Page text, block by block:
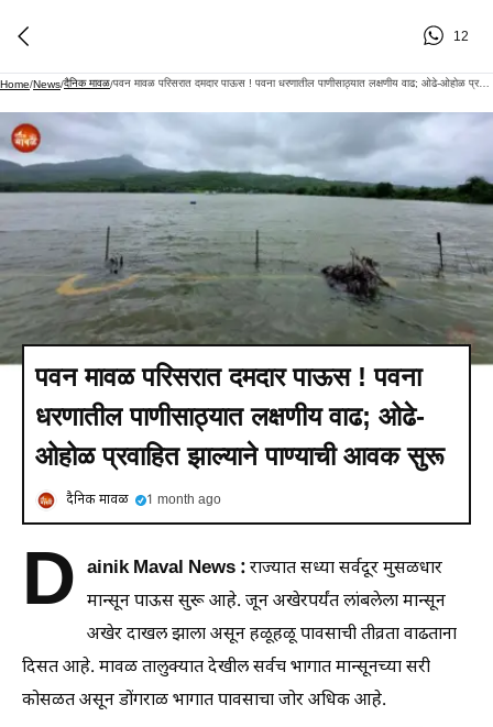
12
Home/News/दैनिक मावळ/ पवन मावळ परिसरात दमदार पाऊस ! पवना धरणातील पाणीसाठ्यात लक्षणीय वाढ; ओढे-ओहोळ प्रवाहित झाल्याने पाण्याची आवक सुरू
पवन मावळ परिसरात दमदार पाऊस ! पवना
धरणातील पाणीसाठ्यात लक्षणीय वाढ; ओढे-
ओहोळ प्रवाहित झाल्याने पाण्याची आवक सुरू
दैनिक मावळ 1 month ago
D ainik Maval News :राज्यात सध्या सर्वदूर मुसळधार
मान्सून पाऊस सुरू आहे. जून अखेरपर्यंत लांबलेला मान्सून
अखेर दाखल झाला असून हळूहळू पावसाची तीव्रता वाढताना
दिसत आहे. मावळ तालुक्यात देखील सर्वच भागात मान्सूनच्या सरी
कोसळत असून डोंगराळ भागात पावसाचा जोर अधिक आहे.